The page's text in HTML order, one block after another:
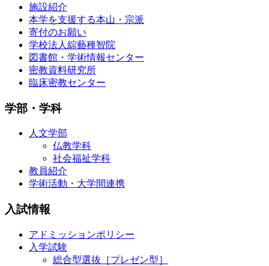
施設紹介
本学を支援する本山・宗派
寄付のお願い
学校法人綜藝種智院
図書館・学術情報センター
密教資料研究所
臨床密教センター
学部・学科
人文学部
仏教学科
社会福祉学科
教員紹介
学術活動・大学間連携
入試情報
アドミッションポリシー
入学試験
総合型選抜［プレゼン型］